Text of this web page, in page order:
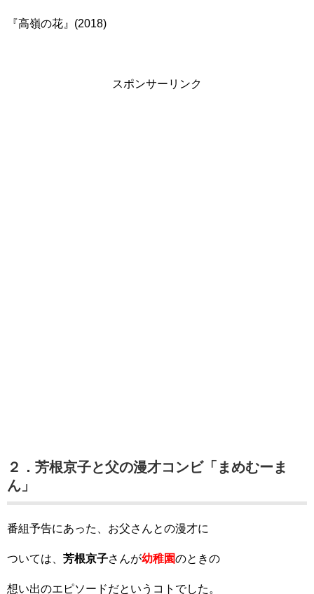
『高嶺の花』(2018)
スポンサーリンク
２．芳根京子と父の漫才コンビ「まめむーま
ん」
番組予告にあった、お父さんとの漫才に
ついては、 芳根京子さんが幼稚園のときの
想い出のエピソードだというコトでした。